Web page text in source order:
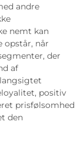
andre
nemt kan
opstår, når
der
af
positiv
prisfølsomhed
den